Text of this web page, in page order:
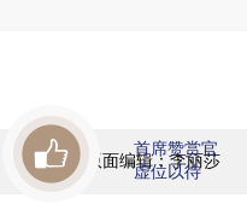
版面编辑：李丽莎
首席赞赏官
虚位以待